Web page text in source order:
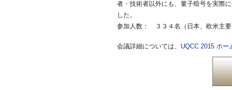
者・技術者以外にも、量子暗号を実際
した。
参加人数： ３３４名（日本、欧米主要
会議詳細については、 UQCC 2015 ホー